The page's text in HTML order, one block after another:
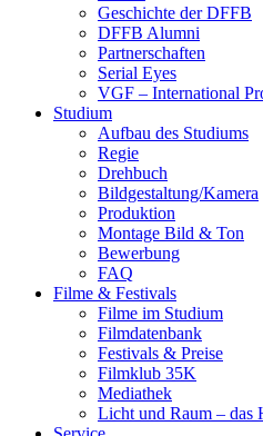
Geschich­te der DFFB
DFFB Alum­ni
Part­ner­schaf­ten
Seri­al Eyes
VGF – Inter­na­tio­nal
Stu­di­um
Auf­bau des Stu­di­ums
Regie
Dreh­buch
Bildgestaltung/​​Kamera
Pro­duk­ti­on
Mon­ta­ge Bild & Ton
Bewer­bung
FAQ
Fil­me & Fes­ti­vals
Fil­me im Stu­di­um
Film­da­ten­bank
Fes­ti­vals & Prei­se
Film­klub 35K
Media­thek
Licht und Raum – das